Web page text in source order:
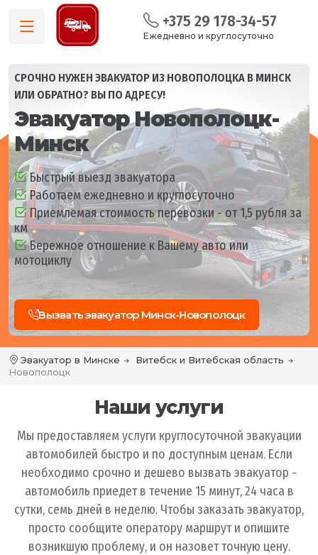
+375 29 178-34-57
Ежедневно и круглосуточно
СРОЧНО НУЖЕН ЭВАКУАТОР ИЗ НОВОПОЛОЦКА В МИНСК
ИЛИ ОБРАТНО? ВЫ ПО АДРЕСУ!
Эвакуатор Новополоцк-
Минск
Быстрый выезд эвакуатора
Работаем ежедневно и круглосуточно
Приемлемая стоимость перевозки - от 1,5 рубля за
км
Бережное отношение к Вашему авто или
мотоциклу
Вызвать эвакуатор Минск-Новополоцк
Эвакуатор в Минске
Витебск и Витебская область
Новополоцк
Наши услуги
Мы предоставляем услуги круглосуточной эвакуации
автомобилей быстро и по доступным ценам. Если
необходимо срочно и дешево вызвать эвакуатор -
автомобиль приедет в течение 15 минут, 24 часа в
сутки, семь дней в неделю. Чтобы заказать эвакуатор,
просто сообщите оператору маршрут и опишите
возникшую проблему, и он назовет точную цену.